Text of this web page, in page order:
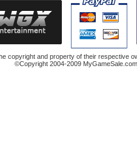
copyright and property of their respective
©Copyright 2004-2009